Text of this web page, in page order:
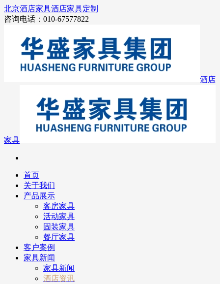
北京酒店家具酒店家具定制
咨询电话：010-67577822
酒店
家具
首页
关于我们
产品展示
客房家具
活动家具
固装家具
餐厅家具
客户案例
家具新闻
家具新闻
酒店资讯